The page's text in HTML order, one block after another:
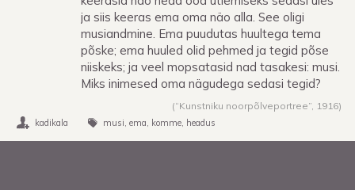
ja siis keeras ema oma näo alla. See oligi
musiandmine. Ema puudutas huultega tema
põske; ema huuled olid pehmed ja tegid põse
niiskeks; ja veel mopsatasid nad tasakesi: musi.
Miks inimesed oma nägudega sedasi tegid?
(“Kunstniku noorpõlveportree”, 1916)
kadikala musi ema komme headus